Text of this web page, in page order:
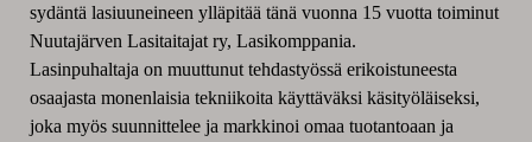
sydäntä lasiuuneineen ylläpitää tänä vuonna 15 vuotta toiminut
Nuutajärven Lasitaitajat ry, Lasikomppania.
Lasinpuhaltaja on muuttunut tehdastyössä erikoistuneesta
osaajasta monenlaisia tekniikoita käyttäväksi käsityöläiseksi,
joka myös suunnittelee ja markkinoi omaa tuotantoaan ja